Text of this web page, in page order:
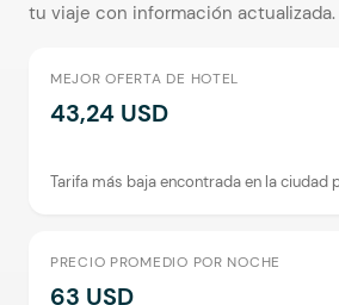
tu viaje con información actualizada.
MEJOR OFERTA DE HOTEL
43,24 USD
Tarifa más baja encontrada en la ciudad
PRECIO PROMEDIO POR NOCHE
63 USD